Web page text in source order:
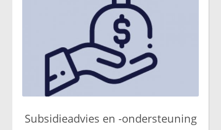
Subsidieadvies en -ondersteuning